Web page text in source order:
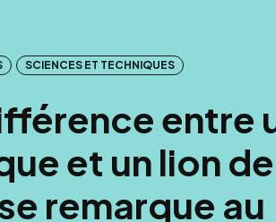
SCIENCES ET TECHNIQUES
entre
et un lion de
remarque au